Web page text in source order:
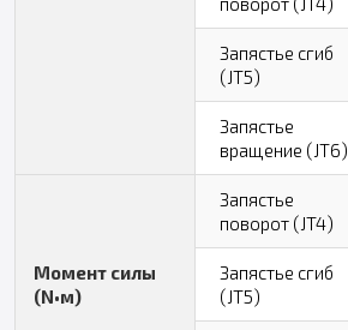
Запястье сгиб
(JT5)
Запястье
вращение (JT6)
Момент силы
(N•м)
Запястье
поворот (JT4)
Запястье сгиб
(JT5)